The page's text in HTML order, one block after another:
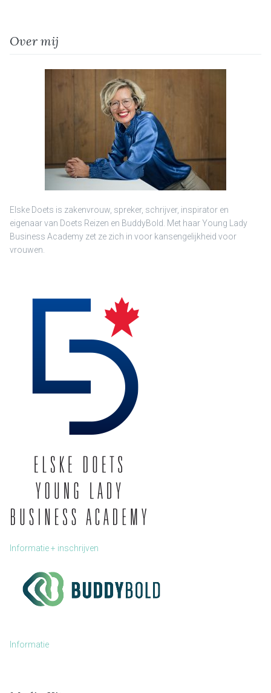
Over mij
Elske Doets is zakenvrouw, spreker, schrijver, inspirator en
eigenaar van Doets Reizen en BuddyBold. Met haar Young Lady
Business Academy zet ze zich in voor kansengelijkheid voor
vrouwen.
Informatie + inschrijven
Informatie